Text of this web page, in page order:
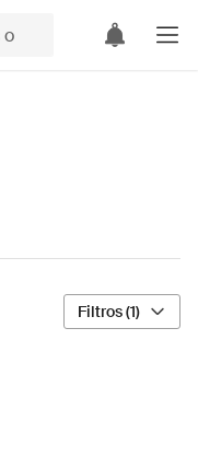
Filtros (1)